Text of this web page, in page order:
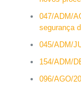
047/ADM/
segurança
045/ADM/
154/ADM/
096/AGO/